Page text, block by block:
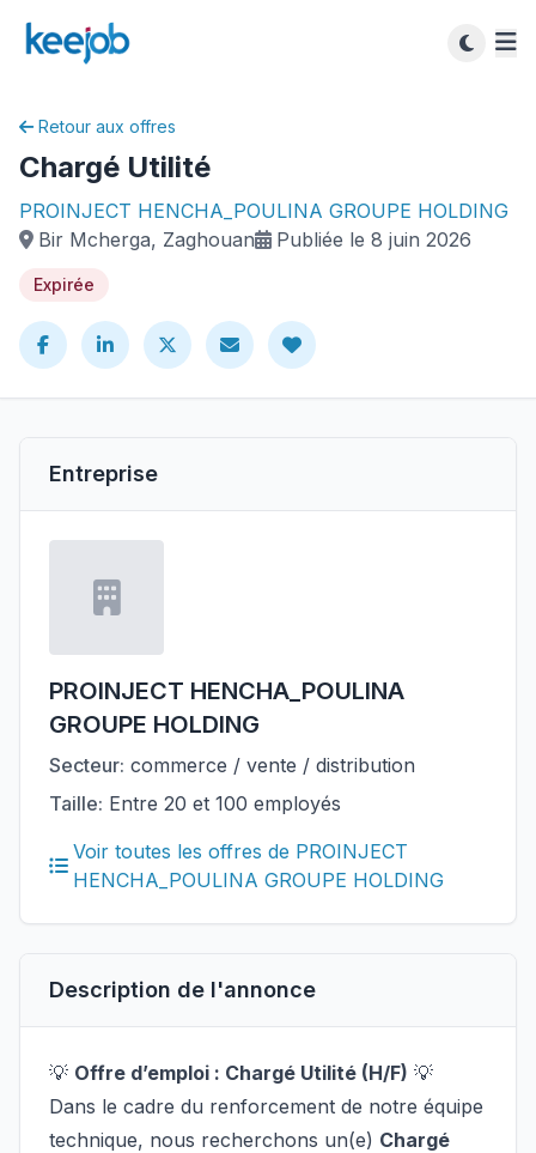
Retour aux offres
Chargé Utilité
PROINJECT HENCHA_POULINA GROUPE HOLDING
Bir Mcherga, Zaghouan
Publiée le 8 juin 2026
Expirée
Entreprise
PROINJECT HENCHA_POULINA
GROUPE HOLDING
Secteur: commerce / vente / distribution
Taille: Entre 20 et 100 employés
Voir toutes les offres de PROINJECT
HENCHA_POULINA GROUPE HOLDING
Description de l'annonce
💡 Offre d’emploi : Chargé Utilité (H/F) 💡
Dans le cadre du renforcement de notre équipe
technique, nous recherchons un(e) Chargé